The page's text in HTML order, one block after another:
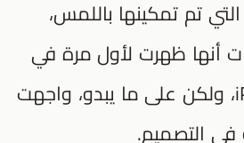
التي تم تمكينها باللمس،
أنها ظهرت لأول مرة في
طرز iPhone 15 Pro، ولكن على ما يبدو، واجهت
التصميم.